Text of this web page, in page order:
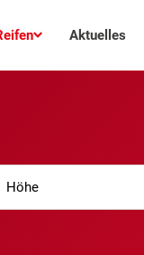
Aktuelles
Höhe